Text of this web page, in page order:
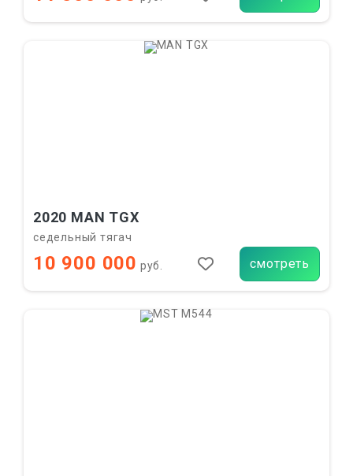
2020 MAN TGX
седельный тягач
10 900 000 руб. смотреть